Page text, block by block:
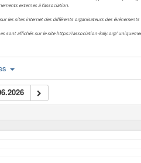
externes à l’association.
les sites internet des différents organisateurs des
sont affichés sur le site https://association-kaly.org/